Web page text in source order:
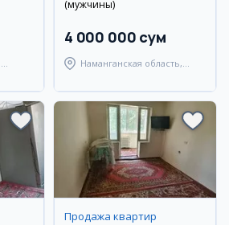
(мужчины)
4 000 000 сум
Наманганская область,
Продажа квартир